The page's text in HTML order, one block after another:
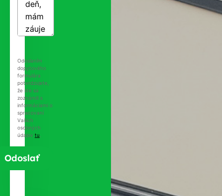
Odoslaním
dopytového
formulára
potvrdzujete,
že ste sa
zoznámili s
informáciami o
spracovaní
Vašich
osobných
údajov tu